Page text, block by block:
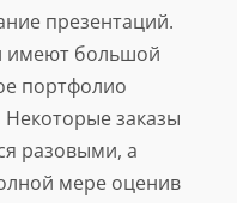
презентаций.
имеют большой
портфолио
заказы
разовыми, а
мере оценив